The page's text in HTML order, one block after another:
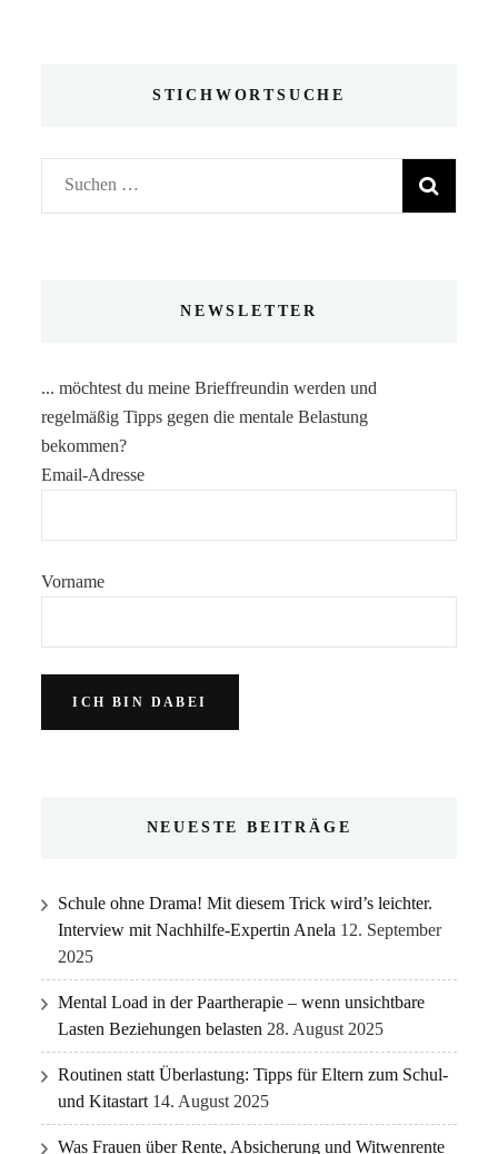
STICHWORTSUCHE
Suchen
nach:
NEWSLETTER
... möchtest du meine Brieffreundin werden und
regelmäßig Tipps gegen die mentale Belastung
bekommen?
Email-Adresse
Vorname
NEUESTE BEITRÄGE
Schule ohne Drama! Mit diesem Trick wird’s leichter.
Interview mit Nachhilfe-Expertin Anela 12. September
2025
Mental Load in der Paartherapie – wenn unsichtbare
Lasten Beziehungen belasten 28. August 2025
Routinen statt Überlastung: Tipps für Eltern zum Schul-
und Kitastart 14. August 2025
Was Frauen über Rente, Absicherung und Witwenrente